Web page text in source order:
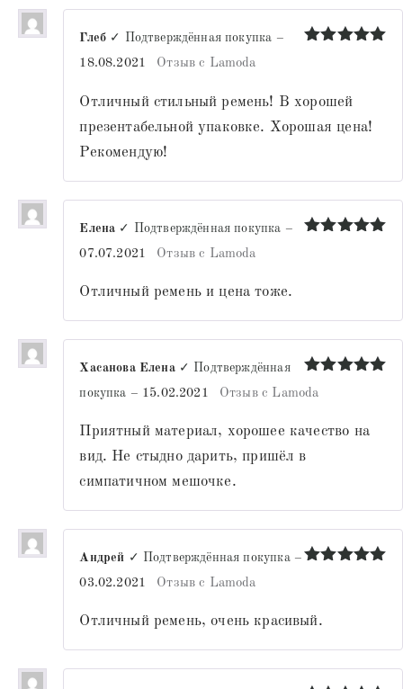
Глеб ✓ Подтверждённая покупка –
18.08.2021
Отзыв с Lamoda
Отличный стильный ремень! В хорошей
презентабельной упаковке. Хорошая цена!
Рекомендую!
Елена ✓ Подтверждённая покупка –
07.07.2021
Отзыв с Lamoda
Отличный ремень и цена тоже.
Оценка
из 5
Хасанова Елена ✓ Подтверждённая
покупка – 15.02.2021 Отзыв с Lamoda
Приятный материал, хорошее качество на
вид. Не стыдно дарить, пришёл в
симпатичном мешочке.
Андрей ✓ Подтверждённая покупка –
03.02.2021
Отзыв с Lamoda
Отличный ремень, очень красивый.